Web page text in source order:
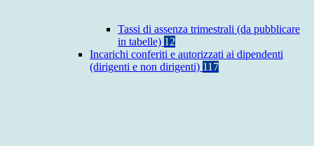
Tassi di assenza trimestrali (da pubblicare
in tabelle) 12
Incarichi conferiti e autorizzati ai dipendenti
(dirigenti e non dirigenti) 117